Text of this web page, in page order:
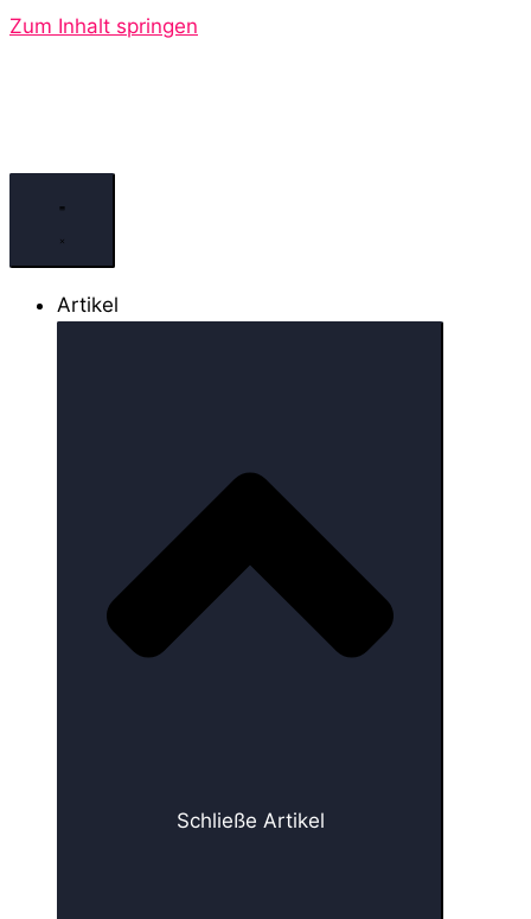
Zum Inhalt springen
Artikel
Schließe Artikel